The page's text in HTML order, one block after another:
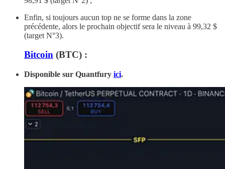
Enfin, si toujours aucun top ne se forme dans la zone
précédente, alors le prochain objectif sera le niveau à 99,32 $
(target N°3).
Bitcoin (BTC) :
Disponible sur Quantfury ici.